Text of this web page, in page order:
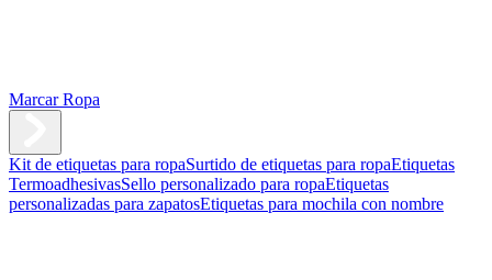
Marcar Ropa
Kit de etiquetas para ropaSurtido de etiquetas para ropaEtiquetas
TermoadhesivasSello personalizado para ropaEtiquetas
personalizadas para zapatosEtiquetas para mochila con nombre